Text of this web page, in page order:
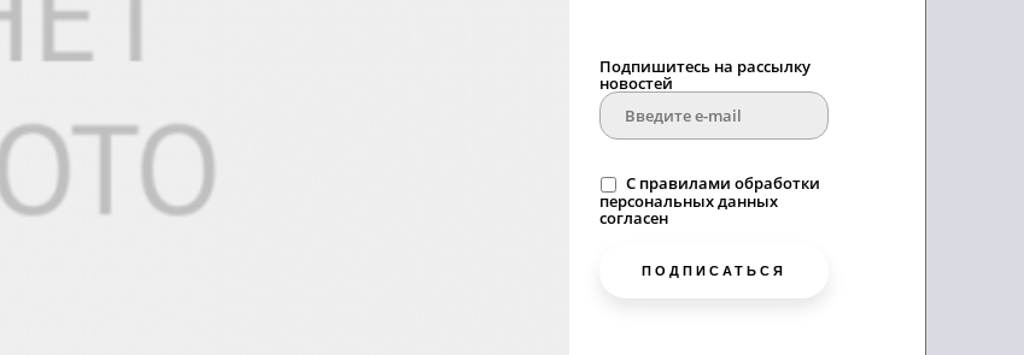
Подпишитесь на рассылку
новостей
C правилами обработки
персональных данных
согласен
ПОДПИСАТЬСЯ